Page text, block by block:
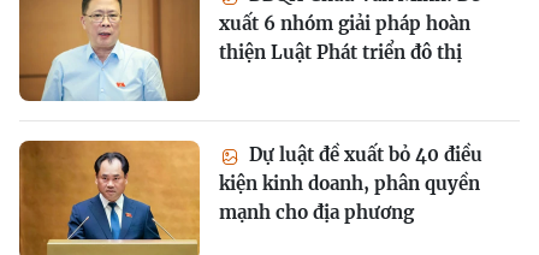
xuất 6 nhóm giải pháp hoàn
thiện Luật Phát triển đô thị
Dự luật đề xuất bỏ 40 điều
kiện kinh doanh, phân quyền
mạnh cho địa phương